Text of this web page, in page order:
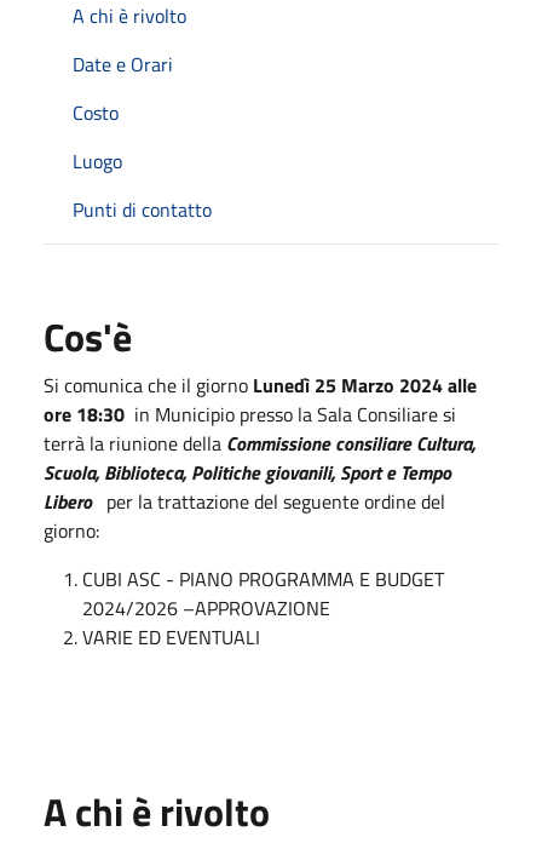
A chi è rivolto
Date e Orari
Costo
Luogo
Punti di contatto
Cos'è
Si comunica che il giorno Lunedì 25 Marzo 2024 alle
ore 18:30 in Municipio presso la Sala Consiliare si
terrà la riunione della Commissione consiliare Cultura,
Scuola, Biblioteca, Politiche giovanili, Sport e Tempo
Libero per la trattazione del seguente ordine del
giorno:
CUBI ASC - PIANO PROGRAMMA E BUDGET
2024/2026 –APPROVAZIONE
VARIE ED EVENTUALI
A chi è rivolto